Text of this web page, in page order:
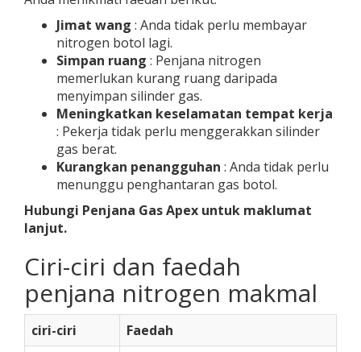
Jimat wang : Anda tidak perlu membayar
nitrogen botol lagi.
Simpan ruang : Penjana nitrogen
memerlukan kurang ruang daripada
menyimpan silinder gas.
Meningkatkan keselamatan tempat kerja
: Pekerja tidak perlu menggerakkan silinder
gas berat.
Kurangkan penangguhan : Anda tidak perlu
menunggu penghantaran gas botol.
Hubungi Penjana Gas Apex untuk maklumat
lanjut.
Ciri-ciri dan faedah
penjana nitrogen makmal
ciri-ciri
Faedah